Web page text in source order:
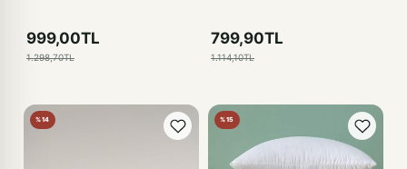
999,00TL
1.298,70TL
799,90TL
1.114,10TL
%14 %15